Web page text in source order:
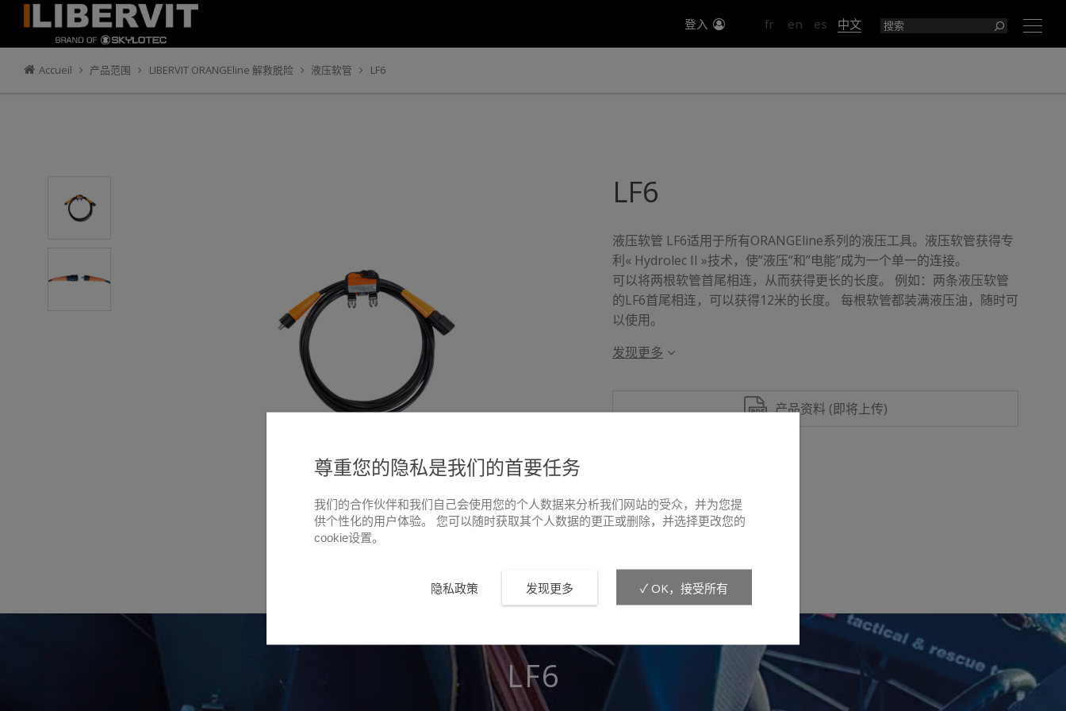
登入 fr en es 中文
Accueil 产品范围 LIBERVIT ORANGEline 解救脱险 液压软管 LF6
LF6
液压软管 LF6适用于所有ORANGEline系列的液压工具。液压软管获得专
利« Hydrolec II »技术，使”液压”和”电能”成为一个单一的连接。
可以将两根软管首尾相连，从而获得更长的长度。 例如：两条液压软管
的LF6首尾相连，可以获得12米的长度。 每根软管都装满液压油，随时可
以使用。
发现更多
产品资料 (即将上传)
LF6
尊重您的隐私是我们的首要任务
我们的合作伙伴和我们自己会使用您的个人数据来分析我们网站的受众，并为您提
供个性化的用户体验。 您可以随时获取其个人数据的更正或删除，并选择更改您的
cookie设置。
隐私政策 发现更多 ✓ OK，接受所有